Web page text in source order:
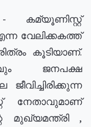
- കമ്യൂണിസ്റ്റ്
വേലിക്കകത്ത്
കൂടിയാണ്.
ജനപക്ഷ
നേതാവുമാണ്
മുഖ്യമന്ത്രി ,